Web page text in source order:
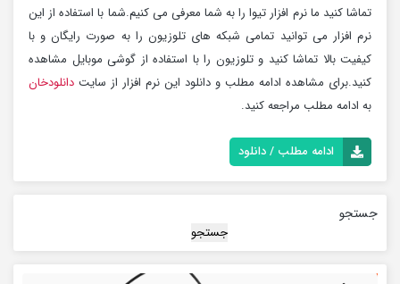
تماشا کنید ما نرم افزار تیوا را به شما معرفی می کنیم.شما با استفاده از این
نرم افزار می توانید تمامی شبکه های تلوزیون را به صورت رایگان و با
کیفیت بالا تماشا کنید و تلوزیون را با استفاده از گوشی موبایل مشاهده
کنید.برای مشاهده ادامه مطلب و دانلود این نرم افزار از سایت دانلودخان
به ادامه مطلب مراجعه کنید.
ادامه مطلب / دانلود
جستجو
جستجو